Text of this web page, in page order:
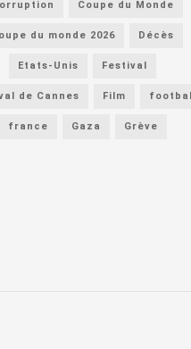
Coupe du Monde
du monde 2026 Décès
Etats-Unis Festival
de Cannes Film football
france Gaza Grève